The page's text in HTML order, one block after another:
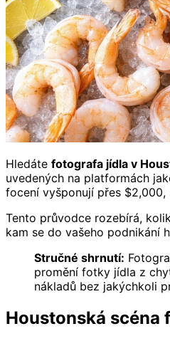
Hledáte fotografa jídla v
uvedených na platformách
focení vyšponují přes
Tento průvodce rozebírá,
kam se do vašeho podnikání
Stručné shrnutí:
promění fotky jídla z
nákladů bez jakýchkoli
Houstonská scéna